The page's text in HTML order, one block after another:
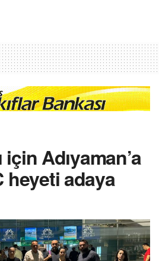
için Adıyaman’a
heyeti adaya